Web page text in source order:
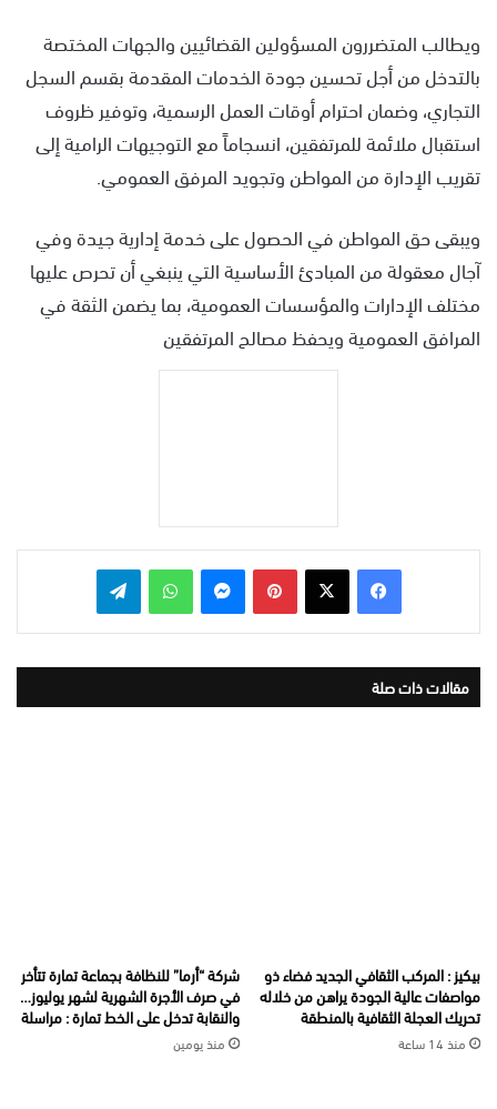
ويطالب المتضررون المسؤولين القضائيين والجهات المختصة
بالتدخل من أجل تحسين جودة الخدمات المقدمة بقسم السجل
التجاري، وضمان احترام أوقات العمل الرسمية، وتوفير ظروف
استقبال ملائمة للمرتفقين، انسجاماً مع التوجيهات الرامية إلى
تقريب الإدارة من المواطن وتجويد المرفق العمومي.
ويبقى حق المواطن في الحصول على خدمة إدارية جيدة وفي
آجال معقولة من المبادئ الأساسية التي ينبغي أن تحرص عليها
مختلف الإدارات والمؤسسات العمومية، بما يضمن الثقة في
المرافق العمومية ويحفظ مصالح المرتفقين
بينتيريست واتساب
مقالات ذات صلة
بيكيز : المركب الثقافي الجديد فضاء ذو
مواصفات عالية الجودة يراهن من خلاله
تحريك العجلة الثقافية بالمنطقة
منذ 14 ساعة
شركة “أرما” للنظافة بجماعة تمارة تتأخر
في صرف الأجرة الشهرية لشهر يوليوز…
والنقابة تدخل على الخط تمارة : مراسلة
منذ يومين